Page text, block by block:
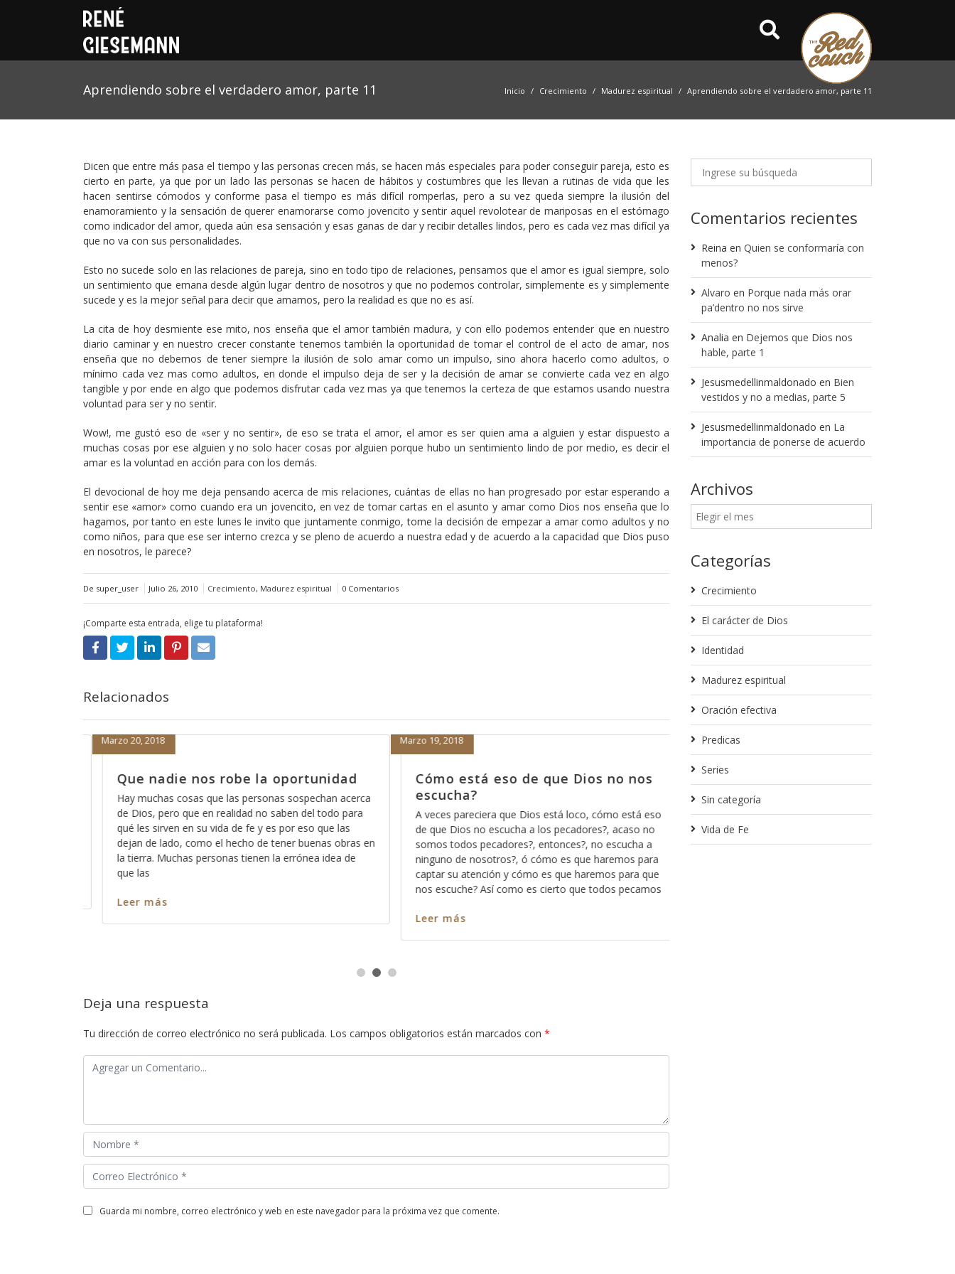
Aprendiendo sobre el verdadero amor, parte 11 Inicio Crecimiento Madurez espiritual Aprendiendo sobre el verdadero amor, parte 11
Dicen que entre más pasa el tiempo y las personas crecen más, se hacen más especiales para poder conseguir pareja, esto es
cierto en parte, ya que por un lado las personas se hacen de hábitos y costumbres que les llevan a rutinas de vida que les
hacen sentirse cómodos y conforme pasa el tiempo es más difícil romperlas, pero a su vez queda siempre la ilusión del
enamoramiento y la sensación de querer enamorarse como jovencito y sentir aquel revolotear de mariposas en el estómago
como indicador del amor, queda aún esa sensación y esas ganas de dar y recibir detalles lindos, pero es cada vez mas difícil ya
que no va con sus personalidades.
Esto no sucede solo en las relaciones de pareja, sino en todo tipo de relaciones, pensamos que el amor es igual siempre, solo
un sentimiento que emana desde algún lugar dentro de nosotros y que no podemos controlar, simplemente es y simplemente
sucede y es la mejor señal para decir que amamos, pero la realidad es que no es así.
La cita de hoy desmiente ese mito, nos enseña que el amor también madura, y con ello podemos entender que en nuestro
diario caminar y en nuestro crecer constante tenemos también la oportunidad de tomar el control de el acto de amar, nos
enseña que no debemos de tener siempre la ilusión de solo amar como un impulso, sino ahora hacerlo como adultos, o
mínimo cada vez mas como adultos, en donde el impulso deja de ser y la decisión de amar se convierte cada vez en algo
tangible y por ende en algo que podemos disfrutar cada vez mas ya que tenemos la certeza de que estamos usando nuestra
voluntad para ser y no sentir.
Wow!, me gustó eso de «ser y no sentir», de eso se trata el amor, el amor es ser quien ama a alguien y estar dispuesto a
muchas cosas por ese alguien y no solo hacer cosas por alguien porque hubo un sentimiento lindo de por medio, es decir el
amar es la voluntad en acción para con los demás.
El devocional de hoy me deja pensando acerca de mis relaciones, cuántas de ellas no han progresado por estar esperando a
sentir ese «amor» como cuando era un jovencito, en vez de tomar cartas en el asunto y amar como Dios nos enseña que lo
hagamos, por tanto en este lunes le invito que juntamente conmigo, tome la decisión de empezar a amar como adultos y no
como niños, para que ese ser interno crezca y se pleno de acuerdo a nuestra edad y de acuerdo a la capacidad que Dios puso
en nosotros, le parece?
De super_user Julio 26, 2010 Crecimiento, Madurez espiritual 0 Comentarios
¡Comparte esta entrada, elige tu plataforma!
Relacionados
tener buenas obras en
Cómo está eso de que Dios no nos
escucha?
Marzo 19, 2018
A veces pareciera que Dios está loco, cómo está eso
de que Dios no escucha a los pecadores?, acaso no
somos todos pecadores?, entonces?, no escucha a
ninguno de nosotros?, ó cómo es que haremos para
Porque nada más orar pa’dentro no
nos sirve
Febrero 15, 2018
Hace días que reflexiono acerca de la revelación de
Dios pues ese método que Dios usa para mostrarnos
los significados no ocultos sino profundos de la
palabra, entre más nos vamos familiarizando con ella,
más profundo nos permite Dios ver en cada versículo y
en cada pasaja y más claro nos queda cada mensaje y
Leer más
Creo que en algunas ocasiones ya he
tema, pero creo que es importante que
la manera en la que nos relacionamos
Deja una respuesta
Tu dirección de correo electrónico no será publicada. Los campos obligatorios están marcados con *
guarda mi nombre, correo electrónico y web en este navegador para la próxima vez que comente.
Comentarios recientes
Reina en Quien se conformaría con
menos?
Alvaro en Porque nada más orar
pa’dentro no nos sirve
Analia en Dejemos que Dios nos
hable, parte 1
Jesusmedellinmaldonado en Bien
vestidos y no a medias, parte 5
Jesusmedellinmaldonado en La
importancia de ponerse de acuerdo
Archivos
Categorías
Crecimiento
El carácter de Dios
Identidad
Madurez espiritual
Oración efectiva
Predicas
Series
Sin categoría
Vida de Fe